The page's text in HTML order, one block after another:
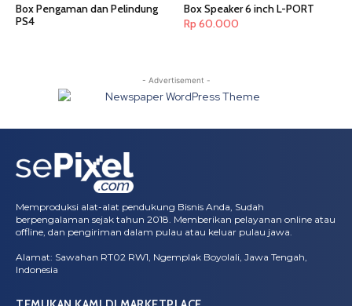
Box Pengaman dan Pelindung
PS4
Box Speaker 6 inch L-PORT
Rp 60.000
- Advertisement -
Memproduksi alat-alat pendukung Bisnis Anda, Sudah
berpengalaman sejak tahun 2018. Memberikan pelayanan online atau
offline, dan pengiriman dalam pulau atau keluar pulau jawa.
Alamat: Sawahan RT02 RW1, Ngemplak Boyolali, Jawa Tengah,
Indonesia